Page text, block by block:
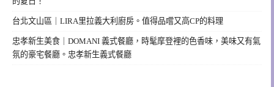
台北文山區｜LIRA里拉義大利廚房。值得品嚐又高CP的料理
忠孝新生美食｜DOMANI 義式餐廳，時髦摩登裡的色香味，美味又有氣
氛的豪宅餐廳。忠孝新生義式餐廳